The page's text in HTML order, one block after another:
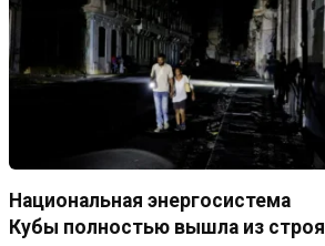
Национальная энергосистема
Кубы полностью вышла из строя